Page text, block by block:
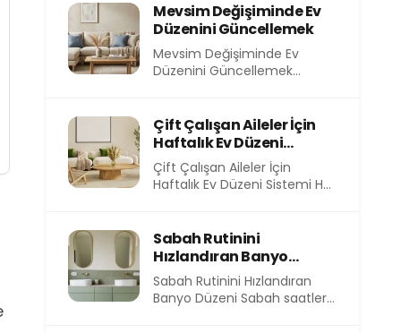
Mevsim Değişiminde Ev
Düzenini Güncellemek
Mevsim Değişiminde Ev
Düzenini Güncellemek
evimizin içindeki atmosfer
de...
Çift Çalışan Aileler İçin
Haftalık Ev Düzeni
Sistemi
Çift Çalışan Aileler İçin
Haftalık Ev Düzeni Sistemi Her
Sabah Rutinini
Hızlandıran Banyo
Düzeni
Sabah Rutinini Hızlandıran
Banyo Düzeni Sabah saatleri,